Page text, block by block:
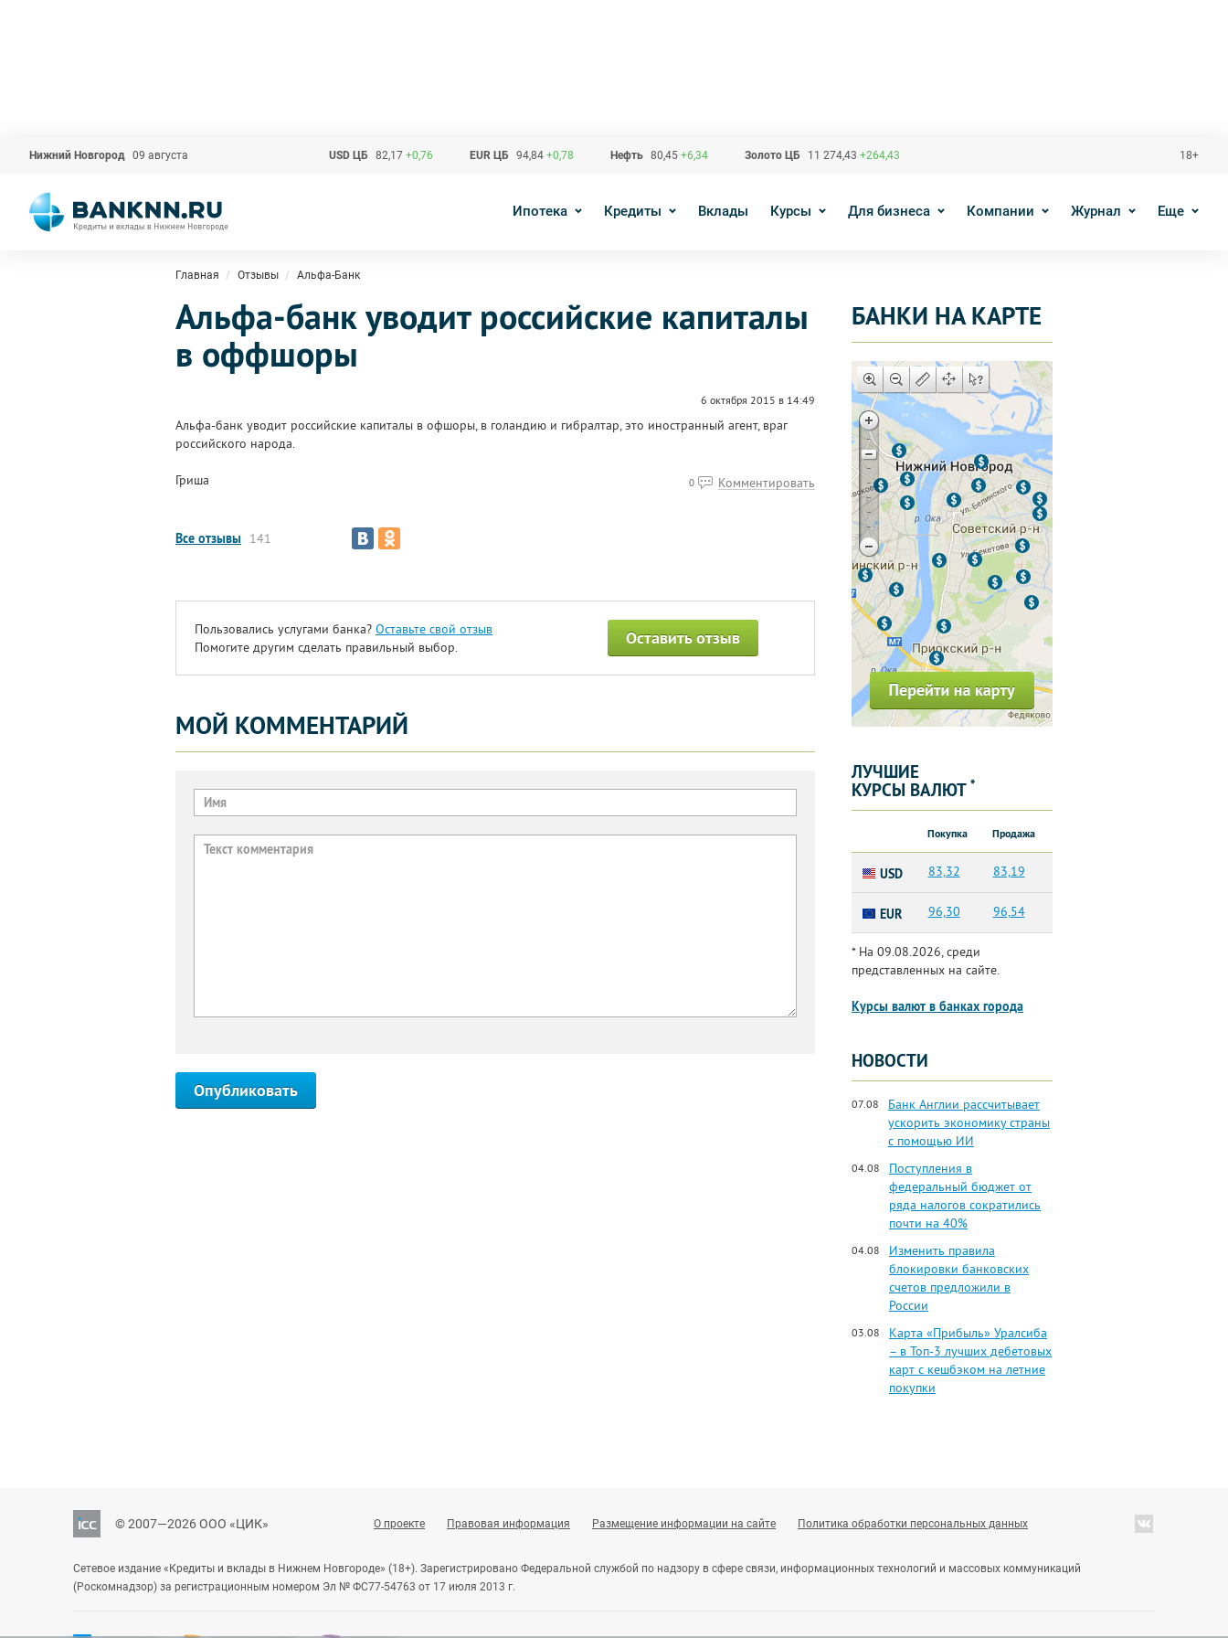
Нижний Новгород 09 августа USD ЦБ 82,17 +0,76 EUR ЦБ 94,84 +0,78 Нефть 80,45 +6,34 Золото ЦБ 11 274,43 +264,43 18+
Ипотека Кредиты Вклады Курсы Для бизнеса Компании Журнал Еще
Главная Отзывы Альфа-Банк
Альфа-банк уводит российские капиталы
в оффшоры
6 октября 2015 в 14:49
Альфа-банк уводит российские капиталы в офшоры, в голандию и гибралтар, это иностранный агент, враг
российского народа.
Гриша 0 Комментировать
Все отзывы 141
Пользовались услугами банка? Оставьте свой отзыв
Помогите другим сделать правильный выбор.
Оставить отзыв
МОЙ КОММЕНТАРИЙ
Опубликовать
БАНКИ НА КАРТЕ
ЛУЧШИЕ
КУРСЫ ВАЛЮТ *
Покупка Продажа
USD 83,32 83,19
EUR 96,30 96,54
* На 09.08.2026, среди
представленных на сайте.
Курсы валют в банках города
НОВОСТИ
07.08
Банк Англии рассчитывает
ускорить экономику страны
с помощью ИИ
04.08
Поступления в
федеральный бюджет от
ряда налогов сократились
почти на 40%
04.08
Изменить правила
блокировки банковских
счетов предложили в
России
03.08
Карта «Прибыль» Уралсиба
– в Топ-3 лучших дебетовых
карт с кешбэком на летние
покупки
© 2007—2026 ООО «ЦИК» О проекте Правовая информация Размещение информации на сайте Политика обработки персональных данных
Сетевое издание «Кредиты и вклады в Нижнем Новгороде» (18+). Зарегистрировано Федеральной службой по надзору в сфере связи, информационных технологий и массовых коммуникаций
(Роскомнадзор) за регистрационным номером Эл № ФС77-54763 от 17 июля 2013 г.